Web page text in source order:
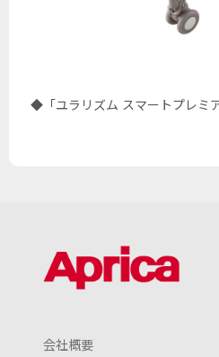
◆「ユラリズム スマートプレミ
会社概要